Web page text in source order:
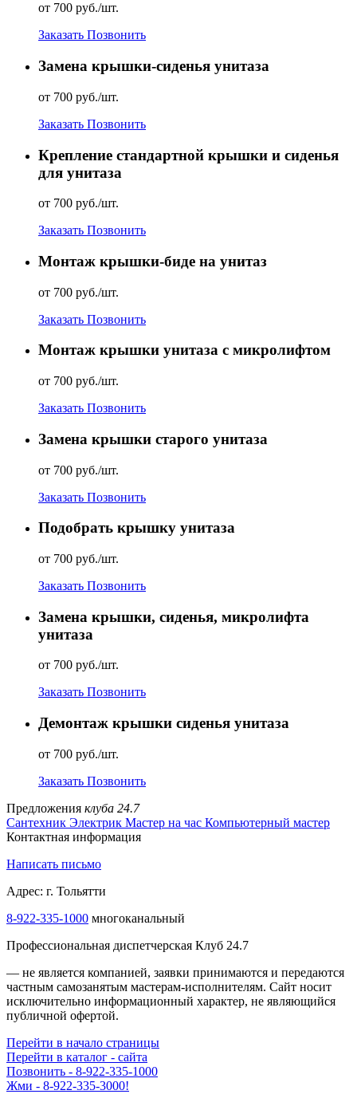
от 700 руб./шт.
Заказать Позвонить
Замена крышки-сиденья унитаза
от 700 руб./шт.
Заказать Позвонить
Крепление стандартной крышки и сиденья
для унитаза
от 700 руб./шт.
Заказать Позвонить
Монтаж крышки-биде на унитаз
от 700 руб./шт.
Заказать Позвонить
Монтаж крышки унитаза с микролифтом
от 700 руб./шт.
Заказать Позвонить
Замена крышки старого унитаза
от 700 руб./шт.
Заказать Позвонить
Подобрать крышку унитаза
от 700 руб./шт.
Заказать Позвонить
Замена крышки, сиденья, микролифта
унитаза
от 700 руб./шт.
Заказать Позвонить
Демонтаж крышки сиденья унитаза
от 700 руб./шт.
Заказать Позвонить
Предложения клуба 24.7
Сантехник Электрик Мастер на час Компьютерный мастер
Контактная информация
Написать письмо
Адрес: г. Тольятти
8-922-335-1000 многоканальный
Профессиональная диспетчерская Клуб 24.7
— не является компанией, заявки принимаются и передаются
частным самозанятым мастерам‑исполнителям. Сайт носит
исключительно информационный характер, не являющийся
публичной офертой.
Перейти в начало страницы
Перейти в каталог - сайта
Позвонить - 8-922-335-1000
Жми - 8-922-335-3000!